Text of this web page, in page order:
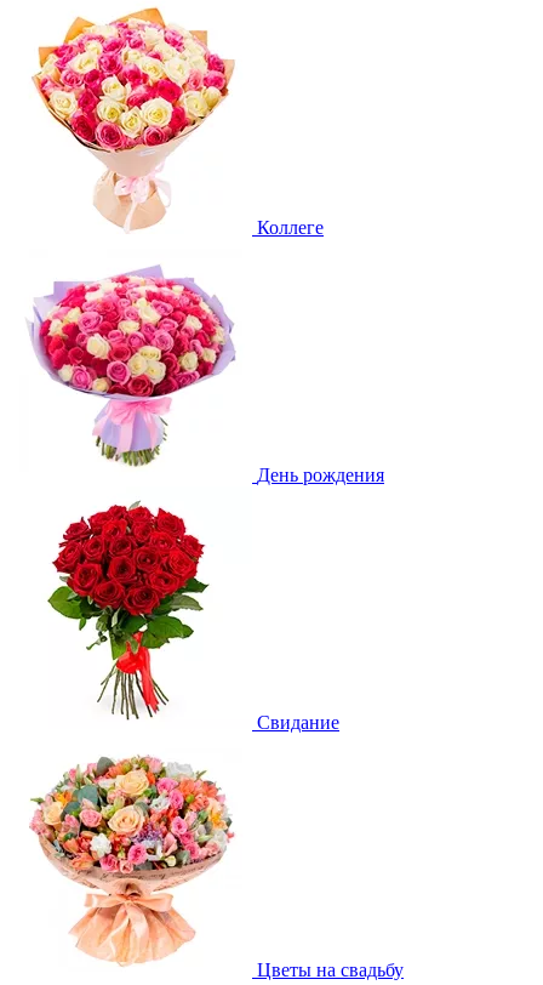
Коллеге
День рождения
Свидание
Цветы на свадьбу